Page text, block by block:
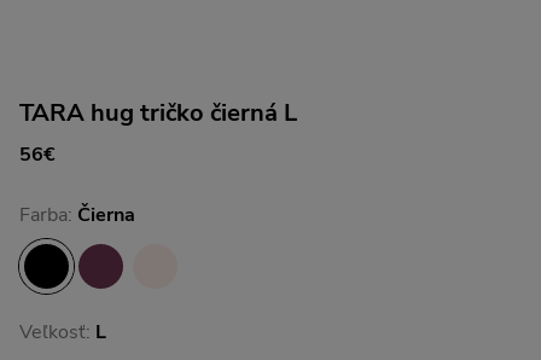
TARA hug tričko čierná L
56€
Farba: Čierna
Veľkosť: L